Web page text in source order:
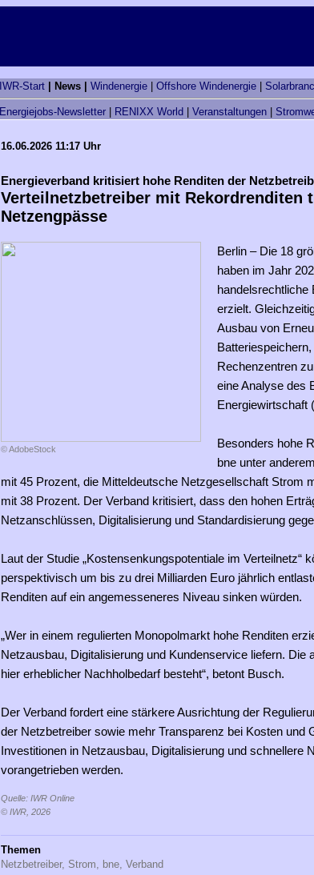
IWR-Start | News | Windenergie Offshore Windenergie
Energiejobs-Newsletter RENIXX World Veranstaltungen
16.06.2026 11:17 Uhr
Energieverband kritisiert hohe Renditen der
Verteilnetzbetreiber mit Rekordrenditen
Netzengpässe
© AdobeStock
Berlin – Die 18
haben im Jahr
handelsrechtliche
erzielt.
Ausbau von
Rechenzentren
eine Analyse des
Energiewirtschaft
Besonders hohe
bne unter
mit 45 Prozent, die Mitteldeutsche Netzgesellschaft Strom
mit 38 Prozent. Der Verband kritisiert, dass den hohen
Netzanschlüssen, Digitalisierung und Standardisierung
Laut der Studie „Kostensenkungspotentiale im Verteilnetz“
perspektivisch um bis zu drei Milliarden Euro jährlich
Renditen auf ein angemesseneres Niveau sinken würden.
„Wer in einem regulierten Monopolmarkt hohe Renditen
Netzausbau, Digitalisierung und Kundenservice liefern. Die
hier erheblicher Nachholbedarf besteht“, betont Busch.
Der Verband fordert eine stärkere Ausrichtung der
der Netzbetreiber sowie mehr Transparenz bei Kosten und
Investitionen in Netzausbau, Digitalisierung und schnellere
vorangetrieben werden.
Quelle: IWR Online
© IWR, 2026
Themen
Netzbetreiber, Strom, bne, Verband